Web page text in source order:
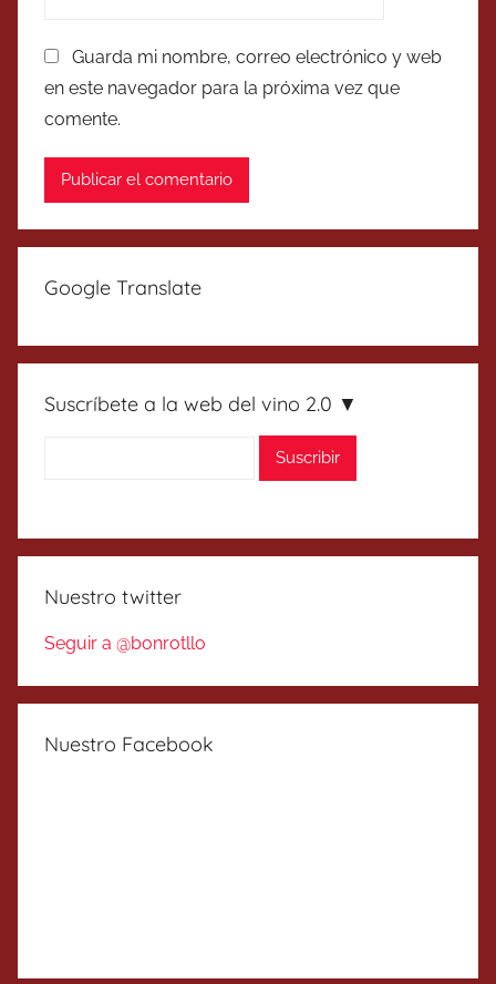
Guarda mi nombre, correo electrónico y web
en este navegador para la próxima vez que
comente.
Google Translate
Suscríbete a la web del vino 2.0 ▼
Nuestro twitter
Seguir a @bonrotllo
Nuestro Facebook